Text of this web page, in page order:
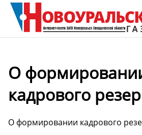
О
кадрового
О формировании кадрового